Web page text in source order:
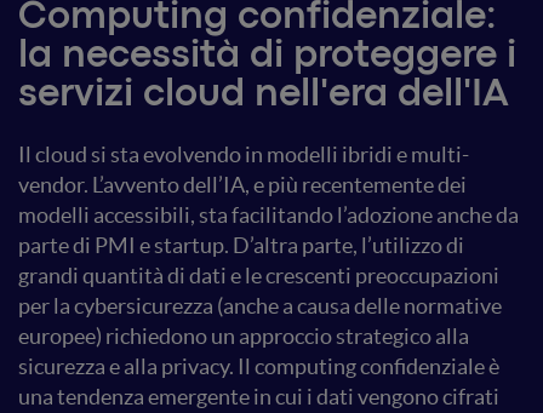
Computing confidenziale:
la necessità di proteggere i
servizi cloud nell'era dell'IA
Il cloud si sta evolvendo in modelli ibridi e multi-
vendor. L’avvento dell’IA, e più recentemente dei
modelli accessibili, sta facilitando l’adozione anche da
parte di PMI e startup. D’altra parte, l’utilizzo di
grandi quantità di dati e le crescenti preoccupazioni
per la cybersicurezza (anche a causa delle normative
europee) richiedono un approccio strategico alla
sicurezza e alla privacy. Il computing confidenziale è
una tendenza emergente in cui i dati vengono cifrati